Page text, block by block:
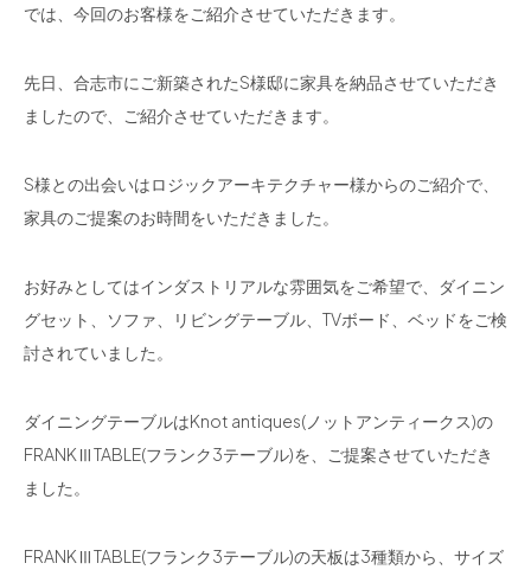
では、今回のお客様をご紹介させていただきます。
先日、合志市にご新築されたS様邸に家具を納品させていただき
ましたので、ご紹介させていただきます。
S様との出会いはロジックアーキテクチャー様からのご紹介で、
家具のご提案のお時間をいただきました。
お好みとしてはインダストリアルな雰囲気をご希望で、ダイニン
グセット、ソファ、リビングテーブル、TVボード、ベッドをご検
討されていました。
ダイニングテーブルはKnot antiques(ノットアンティークス)の
FRANKⅢTABLE(フランク3テーブル)を、ご提案させていただき
ました。
FRANKⅢTABLE(フランク3テーブル)の天板は3種類から、サイズ